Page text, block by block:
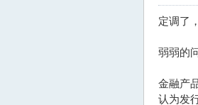
定调了
弱弱的
金融产
认为发